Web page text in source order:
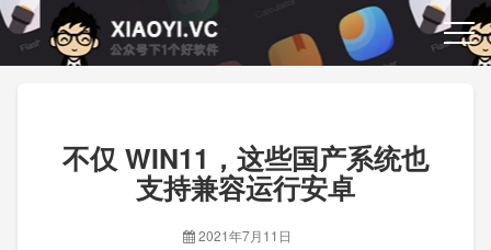
不仅 WIN11，这些国产系统也
支持兼容运行安卓
2021年7月11日